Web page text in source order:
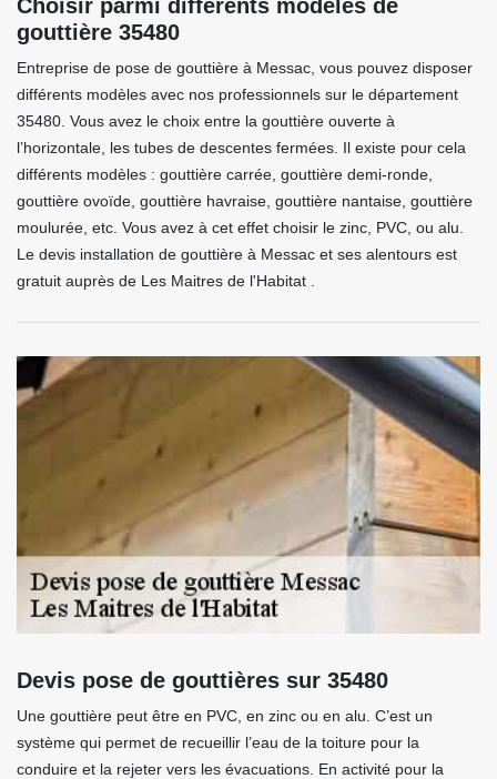
Choisir parmi différents modèles de
gouttière 35480
Entreprise de pose de gouttière à Messac, vous pouvez disposer
différents modèles avec nos professionnels sur le département
35480. Vous avez le choix entre la gouttière ouverte à
l’horizontale, les tubes de descentes fermées. Il existe pour cela
différents modèles : gouttière carrée, gouttière demi-ronde,
gouttière ovoïde, gouttière havraise, gouttière nantaise, gouttière
moulurée, etc. Vous avez à cet effet choisir le zinc, PVC, ou alu.
Le devis installation de gouttière à Messac et ses alentours est
gratuit auprès de Les Maitres de l'Habitat .
Devis pose de gouttières sur 35480
Une gouttière peut être en PVC, en zinc ou en alu. C’est un
système qui permet de recueillir l’eau de la toiture pour la
conduire et la rejeter vers les évacuations. En activité pour la